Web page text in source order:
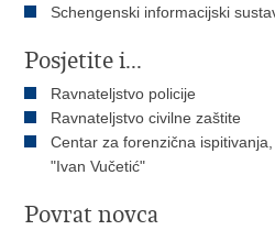
Schengenski informacijski
Posjetite i...
Ravnateljstvo policije
Ravnateljstvo civilne zaštite
Centar za forenzična
"Ivan Vučetić"
Povrat novca